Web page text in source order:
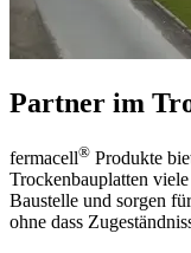
Partner im
fermacell® Produkte
Trockenbauplatten
Baustelle und sorgen
ohne dass